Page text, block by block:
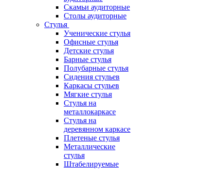
Скамьи аудиторные
Столы аудиторные
Стулья
Ученические стулья
Офисные стулья
Детские стулья
Барные стулья
Полубарные стулья
Сидения стульев
Каркасы стульев
Мягкие стулья
Стулья на
металлокаркасе
Стулья на
деревянном каркасе
Плетеные стулья
Металлические
стулья
Штабелируемые